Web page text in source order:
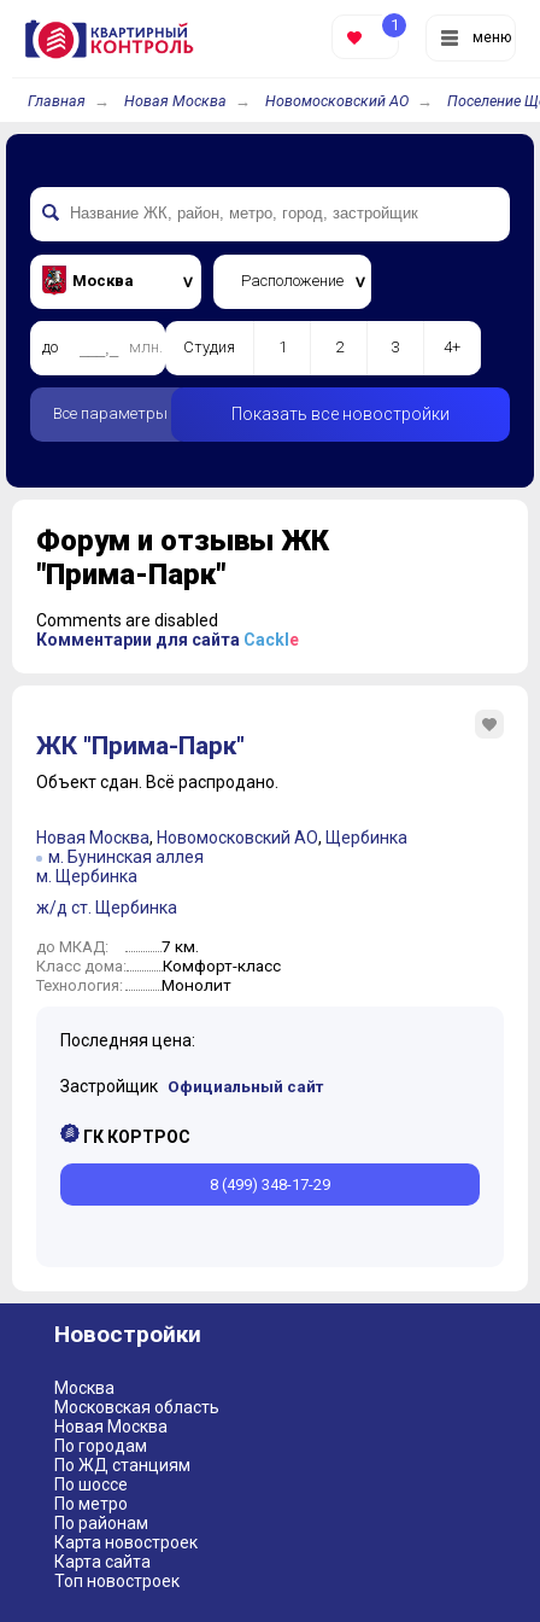
меню
1
Главная Новая Москва Новомосковский АО Поселение
Москва Расположение
до млн. Студия 1 2 3 4+
Все параметры Показать все новостройки
Форум и отзывы ЖК
"Прима-Парк"
Comments are disabled
Комментарии для сайта Cackl e
ЖК "Прима-Парк"
Объект сдан. Всё распродано.
Новая Москва, Новомосковский АО, Щербинка
м. Бунинская аллея
м. Щербинка
ж/д ст. Щербинка
до МКАД: 7 км.
Класс дома: Комфорт-класс
Технология: Монолит
Последняя цена:
Застройщик Официальный сайт
ГК КОРТРОС
8 (499) 348-17-29
Новостройки
Москва
Московская область
Новая Москва
По городам
По ЖД станциям
По шоссе
По метро
По районам
Карта новостроек
Карта сайта
Топ новостроек